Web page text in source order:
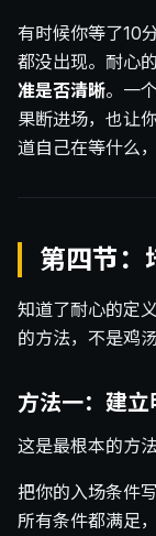
有时候你等了10
都没出现。耐心
准是否清晰。一
果断进场，也让
道自己在等什么
第四节：
知道了耐心的定
的方法，不是鸡
方法一：建
这是最根本的方法
把你的入场条件
所有条件都满足